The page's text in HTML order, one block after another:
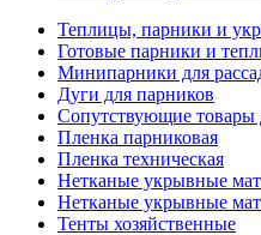
Теплицы, парники и
Готовые парники и
Минипарники для
Дуги для парников
Сопутствующие товары
Пленка парниковая
Пленка техническая
Нетканые укрывные
Нетканые укрывные
Тенты хозяйственные